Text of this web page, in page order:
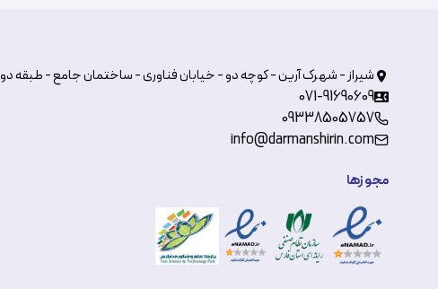
شیراز - شهرک آرین - کوچه دو - خیابان فناوری - ساختمان جامع - طبقه دو
071-91690609
09338505757
info@darmanshirin.com
مجوزها